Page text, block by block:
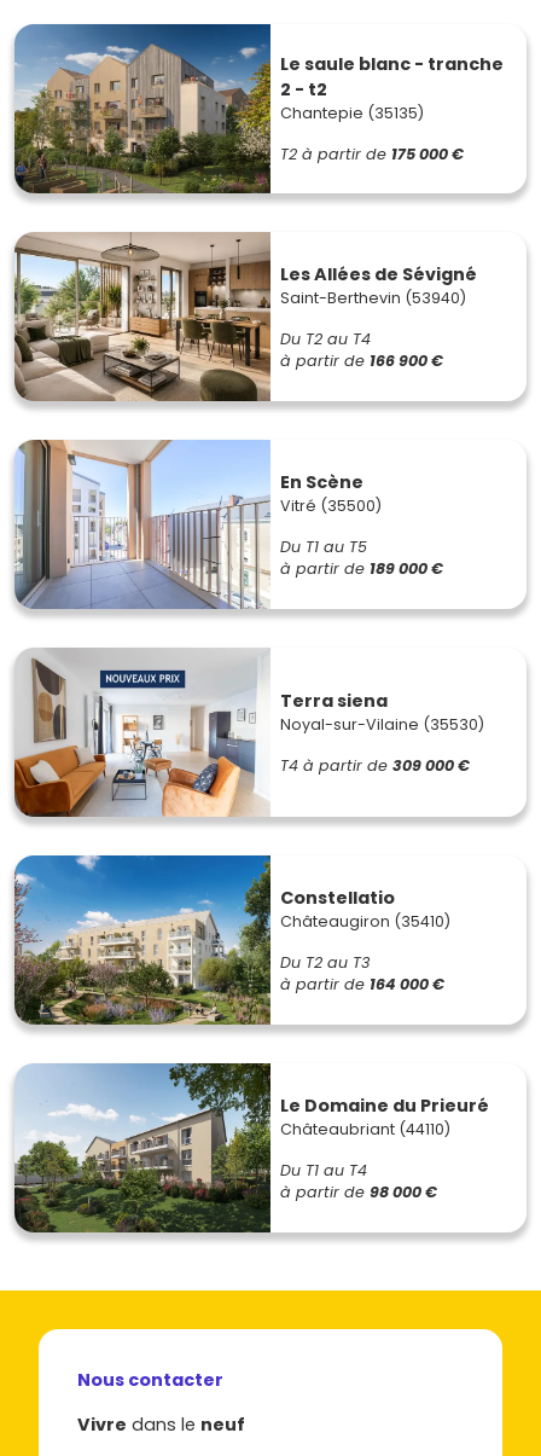
Le saule blanc - tranche
2 - t2
Chantepie (35135)
T2 à partir de 175 000 €
Les Allées de Sévigné
Saint-Berthevin (53940)
Du T2 au T4
à partir de 166 900 €
En Scène
Vitré (35500)
Du T1 au T5
à partir de 189 000 €
Terra siena
Noyal-sur-Vilaine (35530)
T4 à partir de 309 000 €
Constellatio
Châteaugiron (35410)
Du T2 au T3
à partir de 164 000 €
Le Domaine du Prieuré
Châteaubriant (44110)
Du T1 au T4
à partir de 98 000 €
Nous contacter
Vivre dans le neuf